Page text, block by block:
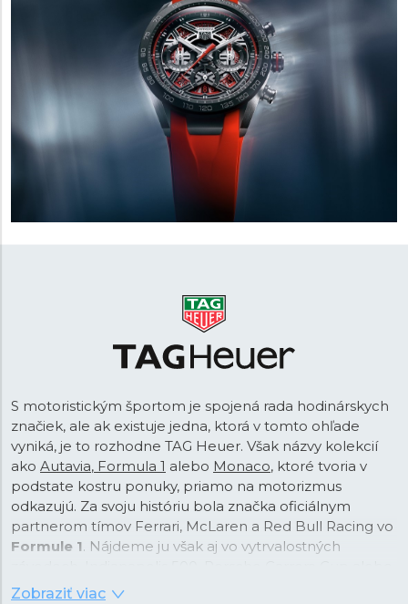
1991 ich partnerom, jej meno sa objavuje najmä na
účastníckych vozidlách Porsche, čím sa pomyselný kruh
Súčasťou kolekcie sú dnes nielen špičkové mechanické
chronografy v modernom poňatí aj verziách
odkazujúcich na históriu kolekcie, ale aj klasické modely
s tromi rúčičkami a dátumovkou. V prípade oboch verzií
je na výber z niekoľkých veľkostí puzdier. Nechýbajú
samozrejme modely pripravené v spolupráci s
ani špeciálne prevedenie
chronografu Carrera Skipper pre preteky regát.
S motoristickým športom je spojená rada hodinárskych
značiek, ale ak existuje jedna, ktorá v tomto ohľade
vyniká, je to rozhodne TAG Heuer. Však názvy kolekcií
ako Autavia, Formula 1 alebo Monaco, ktoré tvoria v
podstate kostru ponuky, priamo na motorizmus
odkazujú. Za svoju históriu bola značka oficiálnym
partnerom tímov Ferrari, McLaren a Red Bull Racing vo
Formule 1. Nájdeme ju však aj vo vytrvalostných
v čisto elektrickej sérii Formula E. Táto tradičná
Zobraziť viac